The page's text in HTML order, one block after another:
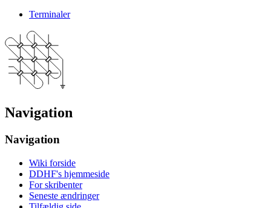
Terminaler
Navigation
Navigation
Wiki forside
DDHF's hjemmeside
For skribenter
Seneste ændringer